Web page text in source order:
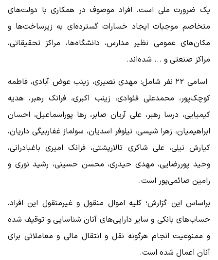
یک ضرورت ملی است. افراد موصوف در همکاری با دولت‌های
متخاصم موجبات ایجاد خسارات گسترده‌ای به زیرساخت‌ها و
مکان‌های عمومی نظیر مدارس، دانشگاه‌ها، مراکز تحقیقاتی،
مراکز صنعتی و ... شده‌اند.
اسامی ۲۲ نفر شامل: مهدی نصیری، زینب عوض آبادی، فاطمه
کوچک‌پور، محمدعلی فئوادی، زینب اکبری، فرانک رهبر، هدیه
کیمیایی، درسا رهبر، علی آریان صابر، رها پوراسماعیل، احسان
ابراهیمیان، زهرا شیسی، نیلوفر اسدیان، سولماز غفاربیگی داریان،
کیارش نیلی، علی شاکری تالارپشتی، فرانک امیری باغبادرانی،
وحید پوررضایی، مهدی حیدری، محسن حسینی، رشید نوری و
رامین صائمی‌پور است.
براساس این گزارش؛ کلیه اموال منقول و غیرمنقول این افراد،
حساب‌های بانکی و سایر دارایی‌های آنان شناسایی و توقیف شده
و ممنوعیت انجام هرگونه نقل و انتقال مالی و معاملاتی برای
آنان اعمال شده است.